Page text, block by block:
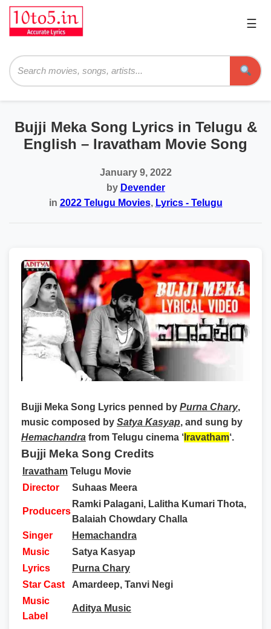
☰
Bujji Meka Song Lyrics in Telugu &
English – Iravatham Movie Song
January 9, 2022
by Devender
in 2022 Telugu Movies, Lyrics - Telugu
Bujji Meka Song Lyrics penned by Purna Chary,
music composed by Satya Kasyap, and sung by
Hemachandra from Telugu cinema ‘ Iravatham‘.
Bujji Meka Song Credits
Iravatham Telugu Movie
Director
Suhaas Meera
Producers
Ramki Palagani, Lalitha Kumari Thota,
Balaiah Chowdary Challa
Singer
Hemachandra
Music
Satya Kasyap
Lyrics
Purna Chary
Star Cast
Amardeep, Tanvi Negi
Music
Label
Aditya Music